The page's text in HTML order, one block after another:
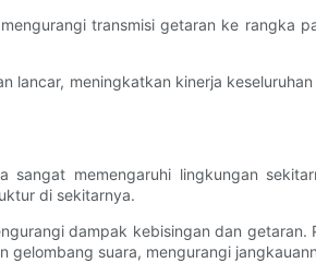
transmisi getaran ke rangka
meningkatkan kinerja
memengaruhi lingkungan
di sekitarnya.
dampak kebisingan dan getaran.
suara, mengurangi